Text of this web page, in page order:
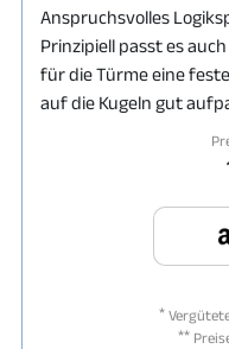
Anspruchsvolles
Prinzipiell passt es
für die Türme eine
auf die Kugeln gut
*
**